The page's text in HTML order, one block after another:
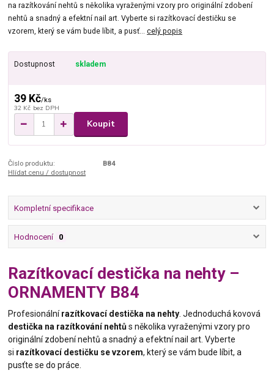
na razítkování nehtů s několika vyraženými vzory pro originální zdobení
nehtů a snadný a efektní nail art. Vyberte si razítkovací destičku se
vzorem, který se vám bude líbit, a pusť...celý popis
Dostupnost skladem
39 Kč/ks
32 Kč bez DPH
Koupit
Číslo produktu:
B84
Hlídat cenu / dostupnost
Kompletní specifikace
Hodnocení 0
Razítkovací destička na nehty –
ORNAMENTY B84
Profesionálnírazítkovací destička na nehty . Jednoduchá kovová
destička na razítkování nehtůs několika vyraženými vzory pro
originální zdobení nehtů a snadný a efektní nail art. Vyberte
si razítkovací destičku se vzorem, který se vám bude líbit, a
pusťte se do práce.